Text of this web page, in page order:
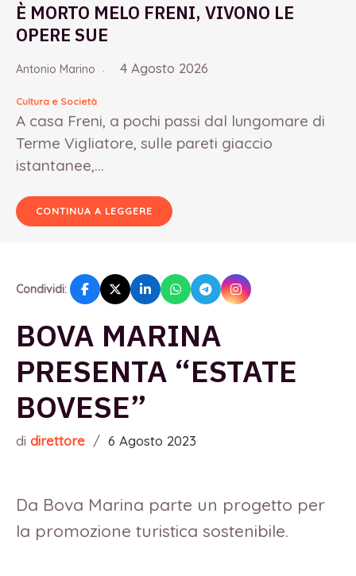
È MORTO MELO FRENI, VIVONO LE
OPERE SUE
Antonio Marino 4 Agosto 2026
Cultura e Società
A casa Freni, a pochi passi dal lungomare di
Terme Vigliatore, sulle pareti giaccio
istantanee,...
CONTINUA A LEGGERE
Condividi:
BOVA MARINA
PRESENTA “ESTATE
BOVESE”
di direttore / 6 Agosto 2023
Da Bova Marina parte un progetto per
la promozione turistica sostenibile.